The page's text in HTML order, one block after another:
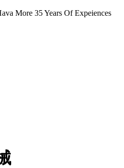
More 35 Years Of Expeiences